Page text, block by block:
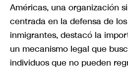
Américas, una organización
centrada en la defensa de
inmigrantes, destacó la
un mecanismo legal que
individuos que no pueden